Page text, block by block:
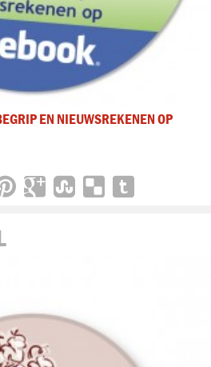
EN NIEUWSREKENEN OP